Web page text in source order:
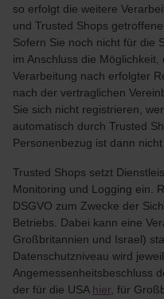
so erfolgt die weitere
und Trusted Shops
Sofern Sie noch nicht für die
im Anschluss die
Verarbeitung nach erfolgter
nach der vertraglichen
Sie sich nicht registrieren,
automatisch durch Trusted
Personenbezug ist dann
Trusted Shops setzt
Monitoring und Logging ein.
DSGVO zum Zwecke der
Betriebs. Dabei kann eine
Großbritannien und Israel)
Datenschutzniveau wird
Angemessenheitsbeschluss
der für die USA hier, für